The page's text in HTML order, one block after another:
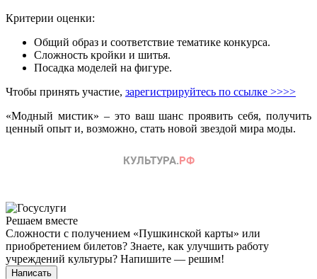
Критерии оценки:
Общий образ и соответствие тематике конкурса.
Сложность кройки и шитья.
Посадка моделей на фигуре.
Чтобы принять участие, зарегистрируйтесь по ссылке >>>>
«Модный мистик» – это ваш шанс проявить себя, получить
ценный опыт и, возможно, стать новой звездой мира моды.
Решаем вместе
Сложности с получением «Пушкинской карты» или
приобретением билетов? Знаете, как улучшить работу
учреждений культуры? Напишите — решим!
Написать